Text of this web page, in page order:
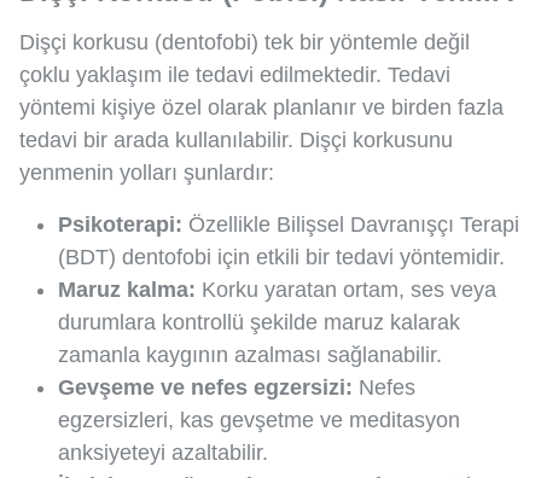
Dişçi korkusu (dentofobi) tek bir yöntemle değil
çoklu yaklaşım ile tedavi edilmektedir. Tedavi
yöntemi kişiye özel olarak planlanır ve birden fazla
tedavi bir arada kullanılabilir. Dişçi korkusunu
yenmenin yolları şunlardır:
Psikoterapi: Özellikle Bilişsel Davranışçı Terapi
(BDT) dentofobi için etkili bir tedavi yöntemidir.
Maruz kalma: Korku yaratan ortam, ses veya
durumlara kontrollü şekilde maruz kalarak
zamanla kaygının azalması sağlanabilir.
Gevşeme ve nefes egzersizi: Nefes
egzersizleri, kas gevşetme ve meditasyon
anksiyeteyi azaltabilir.